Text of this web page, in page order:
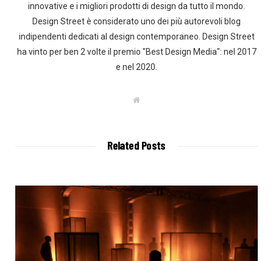
innovative e i migliori prodotti di design da tutto il mondo.
Design Street è considerato uno dei più autorevoli blog
indipendenti dedicati al design contemporaneo. Design Street
ha vinto per ben 2 volte il premio "Best Design Media": nel 2017
e nel 2020.
W
Related Posts